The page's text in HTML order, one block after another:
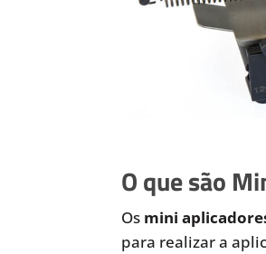
O que são
Os mini
para realizar a